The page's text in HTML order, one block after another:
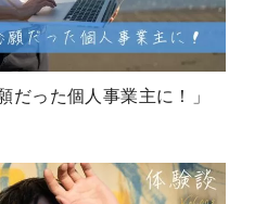
だった個人事業主に！」